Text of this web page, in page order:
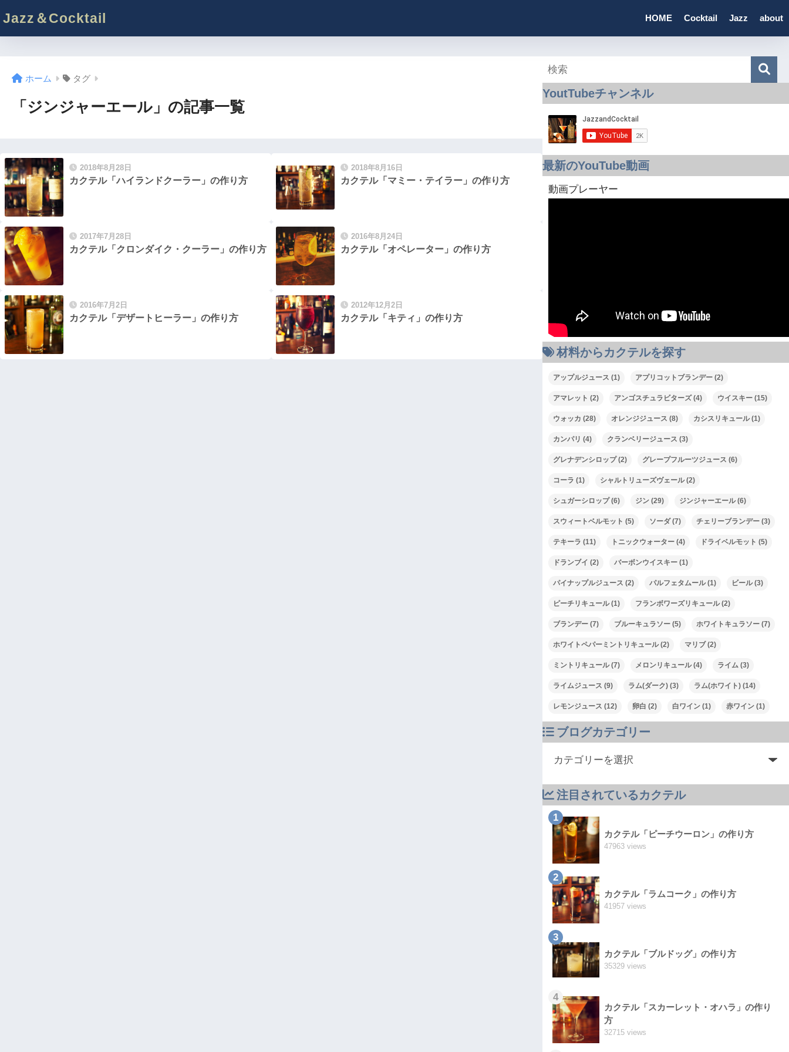
Jazz＆Cocktail HOME Cocktail Jazz about
ホーム タグ
「ジンジャーエール」の記事一覧
2018年8月28日
カクテル「ハイランドクーラー」の作り方
2018年8月16日
カクテル「マミー・テイラー」の作り方
2017年7月28日
カクテル「クロンダイク・クーラー」の作り方
2016年8月24日
カクテル「オペレーター」の作り方
2016年7月2日
カクテル「デザートヒーラー」の作り方
2012年12月2日
カクテル「キティ」の作り方
YoutTubeチャンネル
最新のYouTube動画
動画プレーヤー
02:30
ボリューム調節には上下矢印キーを使ってくださ
材料からカクテルを探す
アップルジュース (1) アプリコットブランデー (2)
アマレット (2) アンゴスチュラビターズ(4) ウイスキー (15)
ウォッカ (28) オレンジジュース (8) カシスリキュール(1)
カンパリ (4) クランベリージュース (3)
グレナデンシロップ(2) グレープフルーツジュース (6)
コーラ (1) シャルトリューズヴェール(2)
シュガーシロップ(6) ジン (29) ジンジャーエール(6)
スウィートベルモット (5) ソーダ(7) チェリーブランデー (3)
テキーラ (11) トニックウォーター (4) ドライベルモット (5)
ドランブイ (2) バーボンウイスキー (1)
パイナップルジュース (2) パルフェタムール(1) ビール(3)
ピーチリキュール(1) フランボワーズリキュール(2)
ブランデー (7) ブルーキュラソー (5) ホワイトキュラソー (7)
ホワイトペパーミントリキュール(2) マリブ(2)
ミントリキュール(7) メロンリキュール(4) ライム (3)
ライムジュース (9) ラム(ダーク) (3) ラム(ホワイト) (14)
レモンジュース (12) 卵白 (2) 白ワイン (1) 赤ワイン (1)
ブログカテゴリー
注目されているカクテル
1
カクテル「ピーチウーロン」の作り方
47963 views
2
カクテル「ラムコーク」の作り方
41957 views
3
カクテル「ブルドッグ」の作り方
35329 views
4
カクテル「スカーレット・オハラ」の作り
方
32715 views